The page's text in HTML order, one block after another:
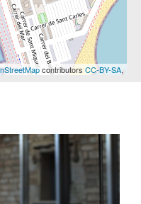
contributors CC-BY-SA,